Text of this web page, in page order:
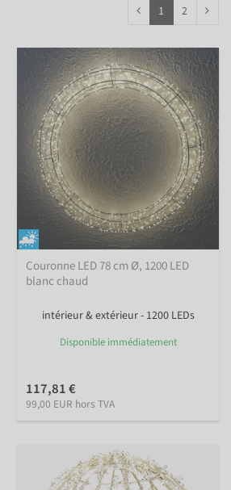
1 2
Couronne LED 78 cm Ø, 1200 LED
blanc chaud
intérieur & extérieur - 1200 LEDs
Disponible immédiatement
117,81 €
99,00 EUR hors TVA